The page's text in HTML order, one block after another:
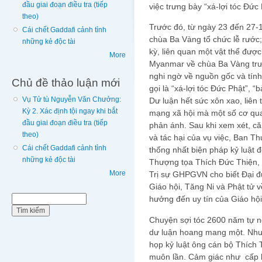
đầu giai đoạn điều tra (tiếp
theo)
Cái chết Gaddafi cảnh tỉnh
những kẻ độc tài
More
Chủ đề thảo luận mới
Vụ Tử tù Nguyễn Văn Chưởng:
Kỳ 2. Xác định tội ngay khi bắt
đầu giai đoạn điều tra (tiếp
theo)
Cái chết Gaddafi cảnh tỉnh
những kẻ độc tài
More
việc trưng bày “xá-lợi tóc Đức
Trước đó, từ ngày 23 đến 27-
chùa Ba Vàng tổ chức lễ
kỳ, liên quan một vật thể
Myanmar về chùa Ba Vàng
nghi ngờ về nguồn gốc và
gọi là “xá-lợi tóc Đức Phật”,
Dư luận hết sức xôn xao, liên
mạng xã hội mà một số cơ
phản ánh. Sau khi xem xét,
và tác hại của vụ việc, Ban
thống nhất biện pháp kỷ luật
Thượng tọa Thích Đức Thiện,
Trị sự GHPGVN cho biết Đại
Giáo hội, Tăng Ni và Phật tử
hưởng đến uy tín của Giáo
Chuyện sợi tóc 2600 năm tự
dư luận hoang mang một.
họp kỷ luật ông cán bộ Thích
muôn lần. Cảm giác như cấp